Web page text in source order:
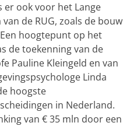
er ook voor het Lange
de RUG, zoals de bouw
hoogtepunt op het
de toekenning van de
Pauline Kleingeld en van
Linda
hoogste
in Nederland.
van € 35 mln door een